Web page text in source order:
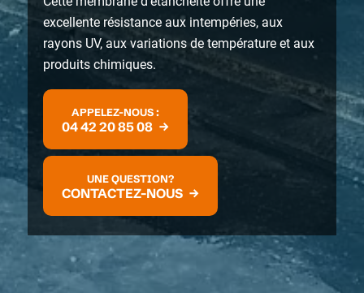
excellente résistance aux intempéries, aux
rayons UV, aux variations de température et aux
produits chimiques.
APPELEZ-NOUS :
04 42 20 85 08
UNE QUESTION?
CONTACTEZ-NOUS